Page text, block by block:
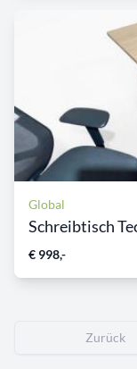
Global
Schreibtisch
€ 998,-
Zurück